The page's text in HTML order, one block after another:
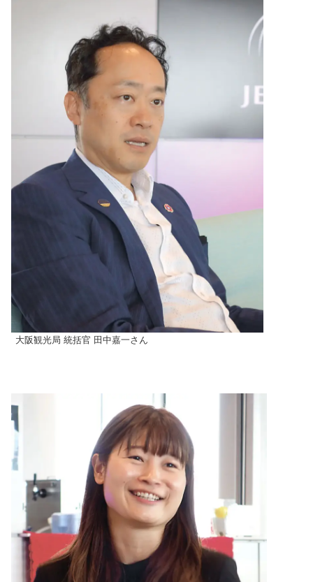
大阪観光局 統括官 田中嘉一さん